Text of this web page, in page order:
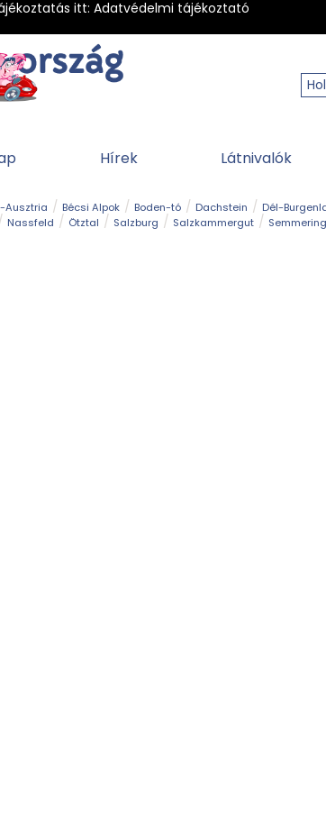
itt: Adatvédelmi tájékoztató
Hírek Látnivalók
Ausztria Bécsi Alpok Boden-tó Dachstein Dél-
Nassfeld Ötztal Salzburg Salzkammergut Semmering